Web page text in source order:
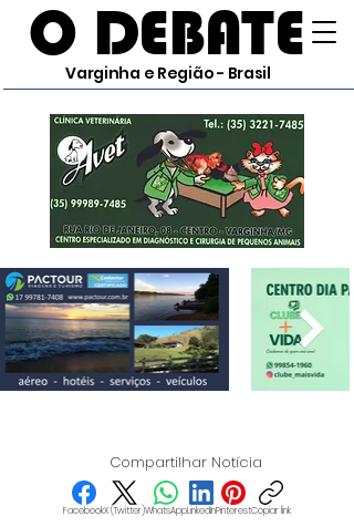
O DEBATE
Varginha e Região - Brasil
Compartilhar Notícia
FacebookX (Twitter)WhatsAppLinkedInPinterestCopiar link